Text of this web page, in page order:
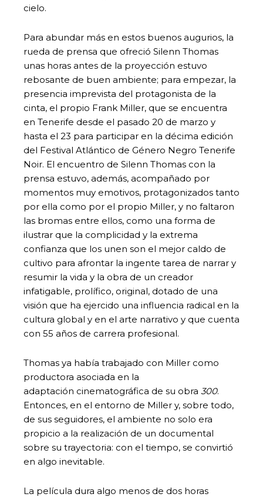
cielo.
Para abundar más en estos buenos augurios, la
rueda de prensa que ofreció Silenn Thomas
unas horas antes de la proyección estuvo
rebosante de buen ambiente; para empezar, la
presencia imprevista del protagonista de la
cinta, el propio Frank Miller, que se encuentra
en Tenerife desde el pasado 20 de marzo y
hasta el 23 para participar en la décima edición
del Festival Atlántico de Género Negro Tenerife
Noir. El encuentro de Silenn Thomas con la
prensa estuvo, además, acompañado por
momentos muy emotivos, protagonizados tanto
por ella como por el propio Miller, y no faltaron
las bromas entre ellos, como una forma de
ilustrar que la complicidad y la extrema
confianza que los unen son el mejor caldo de
cultivo para afrontar la ingente tarea de narrar y
resumir la vida y la obra de un creador
infatigable, prolífico, original, dotado de una
visión que ha ejercido una influencia radical en la
cultura global y en el arte narrativo y que cuenta
con 55 años de carrera profesional.
Thomas ya había trabajado con Miller como
productora asociada en la
adaptación cinematográfica de su obra 300.
Entonces, en el entorno de Miller y, sobre todo,
de sus seguidores, el ambiente no solo era
propicio a la realización de un documental
sobre su trayectoria: con el tiempo, se convirtió
en algo inevitable.
La película dura algo menos de dos horas